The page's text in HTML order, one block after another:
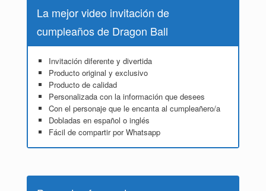
La mejor video invitación de
cumpleaños de Dragon Ball
Invitación diferente y divertida
Producto original y exclusivo
Producto de calidad
Personalizada con la información que desees
Con el personaje que le encanta al cumpleañero/a
Dobladas en español o inglés
Fácil de compartir por Whatsapp